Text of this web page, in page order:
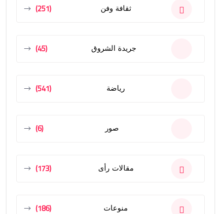
ثقافة وفن (251)
جريدة الشروق (45)
رياضة (541)
صور (6)
مقالات رأى (173)
منوعات (186)